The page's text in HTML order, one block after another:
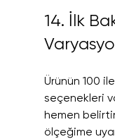
14. İlk
Ürünün 100
seçenekleri
hemen
ölçeğime